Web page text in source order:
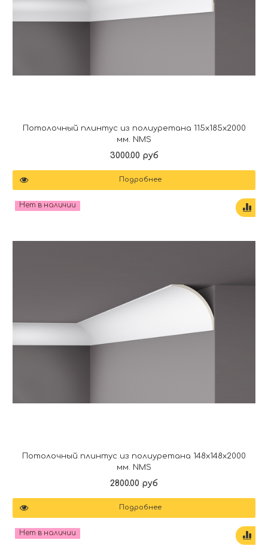
Потолочный плинтус из полиуретана 115x185x2000
мм. NMS
3000.00 руб
Подробнее
Нет в наличии
Потолочный плинтус из полиуретана 148x148x2000
мм. NMS
2800.00 руб
Подробнее
Нет в наличии